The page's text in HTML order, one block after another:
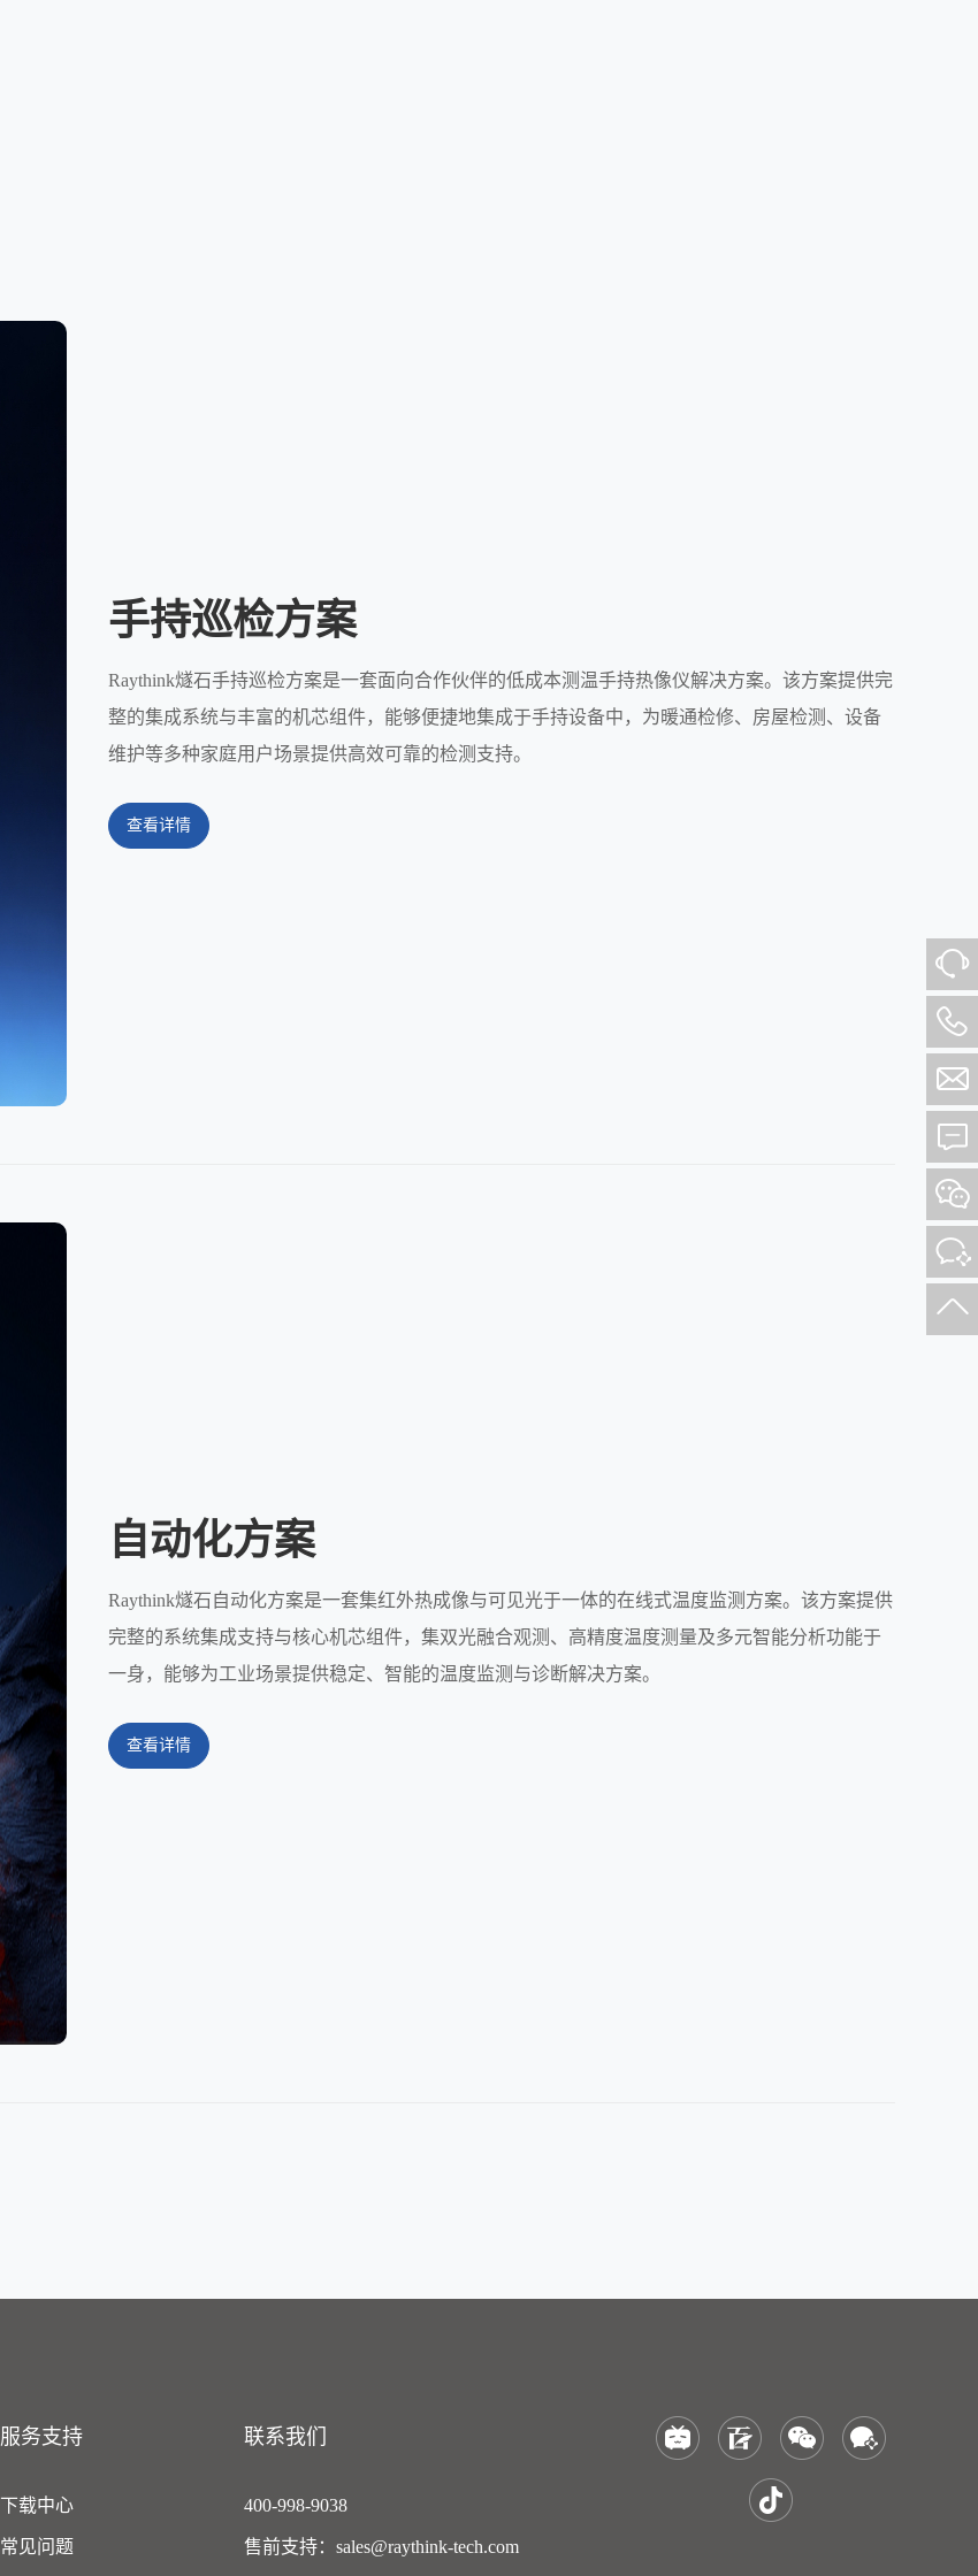
手持巡检方案
Raythink燧石手持巡检方案是一套面向合作伙伴的低成本测温手持热像仪解决方案。该方案提供完
整的集成系统与丰富的机芯组件，能够便捷地集成于手持设备中，为暖通检修、房屋检测、设备
维护等多种家庭用户场景提供高效可靠的检测支持。
查看详情
自动化方案
Raythink燧石自动化方案是一套集红外热成像与可见光于一体的在线式温度监测方案。该方案提供
完整的系统集成支持与核心机芯组件，集双光融合观测、高精度温度测量及多元智能分析功能于
一身，能够为工业场景提供稳定、智能的温度监测与诊断解决方案。
查看详情
服务支持
下载中心
常见问题
联系我们
400-998-9038
售前支持：sales@raythink-tech.com